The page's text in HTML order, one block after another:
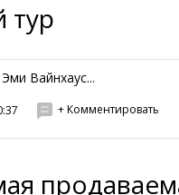
тур
Вайнхаус...
+ Комментировать